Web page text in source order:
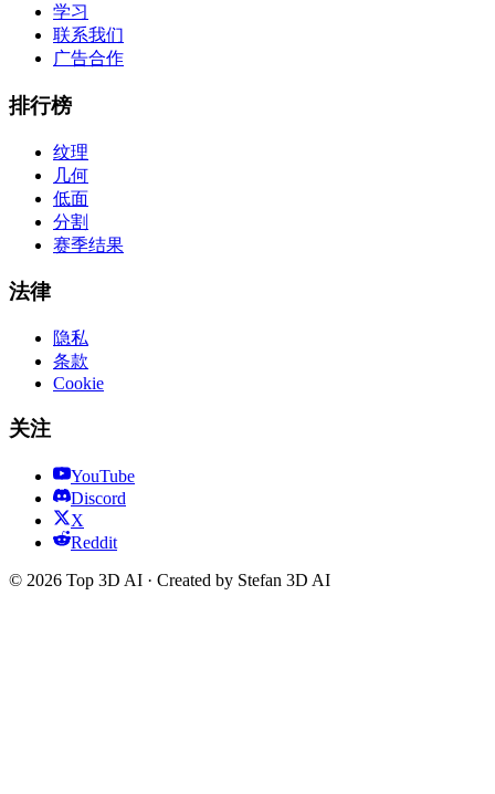
学习
联系我们
广告合作
排行榜
纹理
几何
低面
分割
赛季结果
法律
隐私
条款
Cookie
关注
YouTube
Discord
X
Reddit
© 2026 Top 3D AI · Created by Stefan 3D AI